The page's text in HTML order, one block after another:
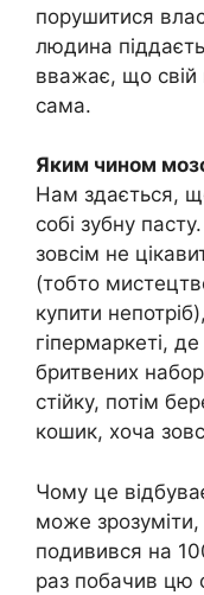
порушитися
людина
вважає, що свій
сама.
Яким чином
Нам здається,
собі зубну
зовсім не
(тобто
купити
гіпермаркеті,
бритвених
стійку, потім
кошик, хоча
Чому це
може
подивився на
раз побачив цю